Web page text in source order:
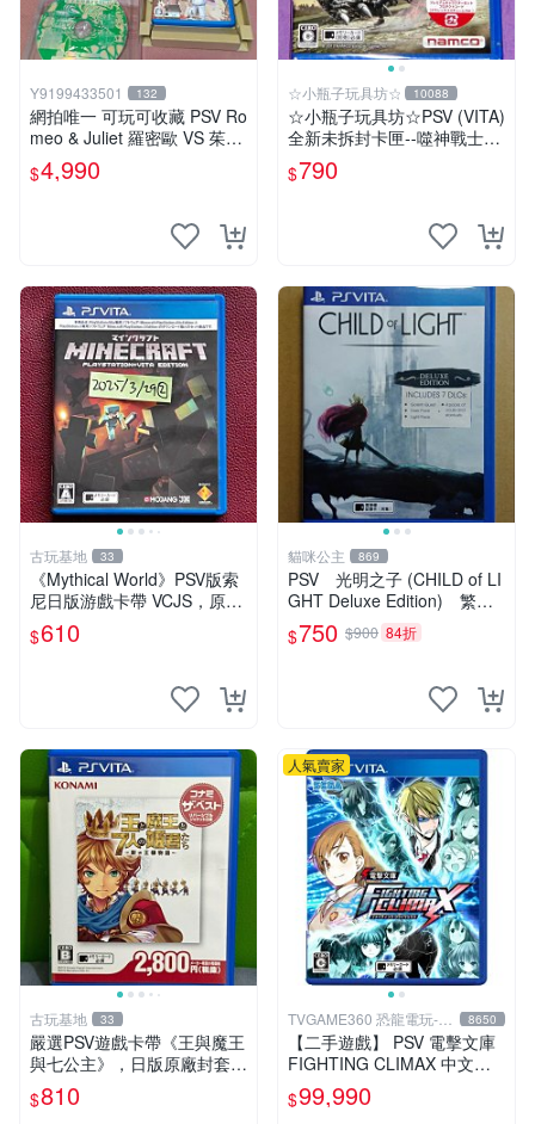
Y9199433501 132
網拍唯一 可玩可收藏 PSV Ro
meo & Juliet 羅密歐 VS 茱麗
葉 全卷包 豪華版日版
$4,990
☆小瓶子玩具坊☆ 10088
☆小瓶子玩具坊☆PSV (VITA)
全新未拆封卡匣--噬神戰士2
《噬神者2》(日版)
$790
古玩基地 33
《Mythical World》PSV版索
尼日版游戲卡帶 VCJS，原裝
進口帶全盒說明書，支持主機
運行。Mythical World PSV
$610
貓咪公主 869
PSV 光明之子 (CHILD of LI
GHT Deluxe Edition) 繁體
中文版 二手品
$750 $900 84折
古玩基地 33
嚴選PSV遊戲卡帶《王與魔王
與七公主》，日版原廠封套，
雙面精美封面，實測暢玩無障
礙。久藏家中，輕微使用痕
$810
人氣賣家
TVGAME360 恐龍電玩-台
中店
8650
【二手遊戲】 PSV 電擊文庫
FIGHTING CLIMAX 中文版
【台中恐龍電玩】
$99,990